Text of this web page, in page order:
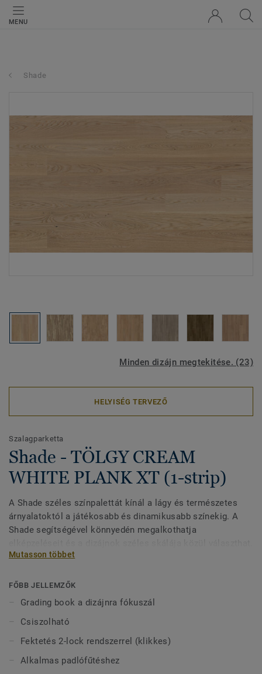
MENU
Shade
Minden dizájn megtekitése. (23)
HELYISÉG TERVEZŐ
Szalagparketta
Shade - TÖLGY CREAM
WHITE PLANK XT (1-strip)
A Shade széles színpalettát kínál a lágy és természetes
árnyalatoktól a játékosabb és dinamikusabb színekig. A
Shade segítségével könnyedén megalkothatja
Fedezze fel a kollekciót és annak hangulatát, hogy
dekorációjában.
Mutasson többet
FŐBB JELLEMZŐK
Grading book a dizájnra fókuszál
Csiszolható
Fektetés 2-lock rendszerrel (klikkes)
Alkalmas padlófűtéshez